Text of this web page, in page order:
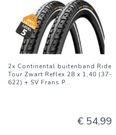
2x Continental buitenband Ride
Tour Zwart Reflex 28 x 1,40 (37-
622) + SV Frans P...
€ 54,99